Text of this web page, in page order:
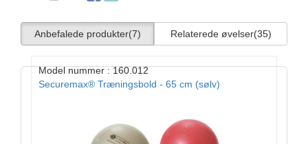
Anbefalede produkter(7) Relaterede øvelser(35)
Model nummer : 160.012
Securemax® Træningsbold - 65 cm (sølv)